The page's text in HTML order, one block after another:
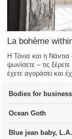
La bohème
Η Τόνια και η
ψωνίσετε – τις
έχετε αγοράσει και
Bodies for
Ocean Goth
Blue jean baby,